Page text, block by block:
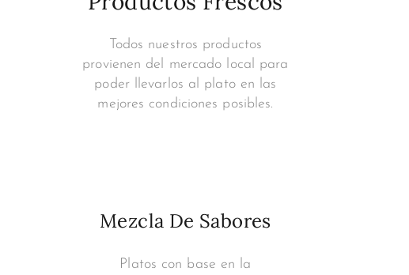
Todos nuestros productos
provienen del mercado local para
poder llevarlos al plato en las
mejores condiciones posibles.
Mezcla De Sabores
Platos con base en la